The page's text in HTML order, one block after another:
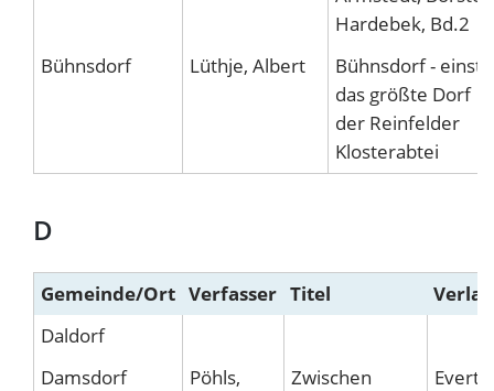
Hardebek, Bd.2
Bühnsdorf
Lüthje, Albert
Bühnsdorf - einst
das größte Dorf
der Reinfelder
Klosterabtei
D
Gemeinde/Ort Verfasser Titel
Verlag
Daldorf
Damsdorf
Pöhls,
Zwischen
Evert